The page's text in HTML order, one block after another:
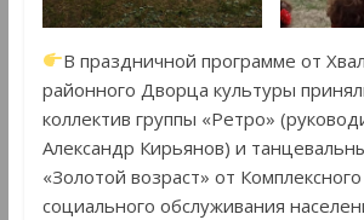
В праздничной программе от
районного Дворца культуры
коллектив группы «Ретро»
Александр Кирьянов) и
«Золотой возраст» от
социального обслуживания